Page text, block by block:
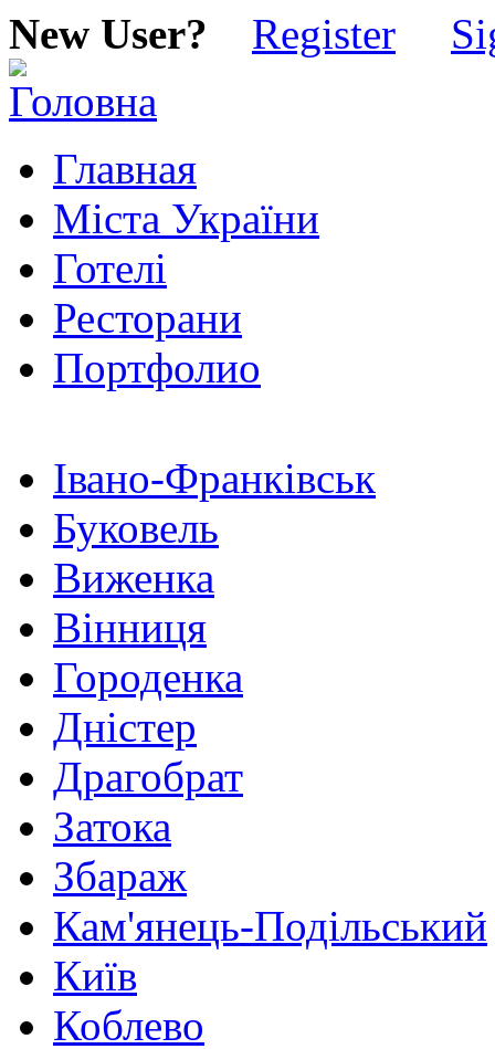
New User? Register
Главная
Міста України
Готелі
Ресторани
Портфолио
Івано-Франківськ
Буковель
Виженка
Вінниця
Городенка
Дністер
Драгобрат
Затока
Збараж
Кам'янець-Подільський
Київ
Коблево